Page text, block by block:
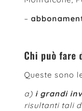
–
Chi può fare
Queste sono
a) i grandi
risultanti tali